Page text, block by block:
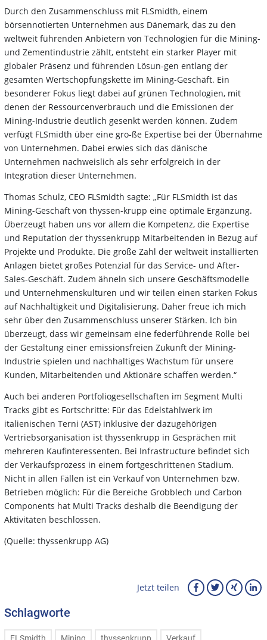
Durch den Zusammenschluss mit FLSmidth, einem
börsennotierten Unternehmen aus Dänemark, das zu den
weltweit führenden Anbietern von Technologien für die Mining-
und Zementindustrie zählt, entsteht ein starker Player mit
globaler Präsenz und führenden Lösun-gen entlang der
gesamten Wertschöpfungskette im Mining-Geschäft. Ein
besonderer Fokus liegt dabei auf grünen Technologien, mit
denen der Ressourcenverbrauch und die Emissionen der
Mining-Industrie deutlich gesenkt werden können. Zudem
verfügt FLSmidth über eine gro-ße Expertise bei der Übernahme
von Unternehmen. Dabei erwies sich das dänische
Unternehmen nachweislich als sehr erfolgreich in der
Integration dieser Unternehmen.
Thomas Schulz, CEO FLSmidth sagte: „Für FLSmidth ist das
Mining-Geschäft von thyssen-krupp eine optimale Ergänzung.
Überzeugt haben uns vor allem die Kompetenz, die Expertise
und Reputation der thyssenkrupp Mitarbeitenden in Bezug auf
Projekte und Produkte. Die große Zahl der weltweit installierten
Anlagen bietet großes Potenzial für das Service- und After-
Sales-Geschäft. Zudem ähneln sich unsere Geschäftsmodelle
und Unternehmenskulturen und wir teilen einen starken Fokus
auf Nachhaltigkeit und Digitalisierung. Daher freue ich mich
sehr über den Zusammenschluss unserer Stärken. Ich bin
überzeugt, dass wir gemeinsam eine federführende Rolle bei
der Gestaltung einer emissionsfreien Zukunft der Mining-
Industrie spielen und nachhaltiges Wachstum für unsere
Kunden, Mitarbeitenden und Aktionäre schaffen werden.“
Auch bei anderen Portfoliogesellschaften im Segment Multi
Tracks gibt es Fortschritte: Für das Edelstahlwerk im
italienischen Terni (AST) inklusive der dazugehörigen
Vertriebsorganisation ist thyssenkrupp in Gesprächen mit
mehreren Kaufinteressenten. Bei Infrastructure befindet sich
der Verkaufsprozess in einem fortgeschrittenen Stadium.
Nicht in allen Fällen ist ein Verkauf von Unternehmen bzw.
Betrieben möglich: Für die Bereiche Grobblech und Carbon
Components hat Multi Tracks deshalb die Beendigung der
Aktivitäten beschlossen.
(Quelle: thyssenkrupp AG)
Jetzt teilen
Schlagworte